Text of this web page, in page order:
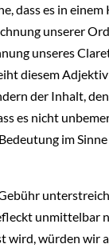
dass es in
unserer
unseres
diesem Adjektiv
der Inhalt,
es nicht
im
unmittelbar
wird, würden wir